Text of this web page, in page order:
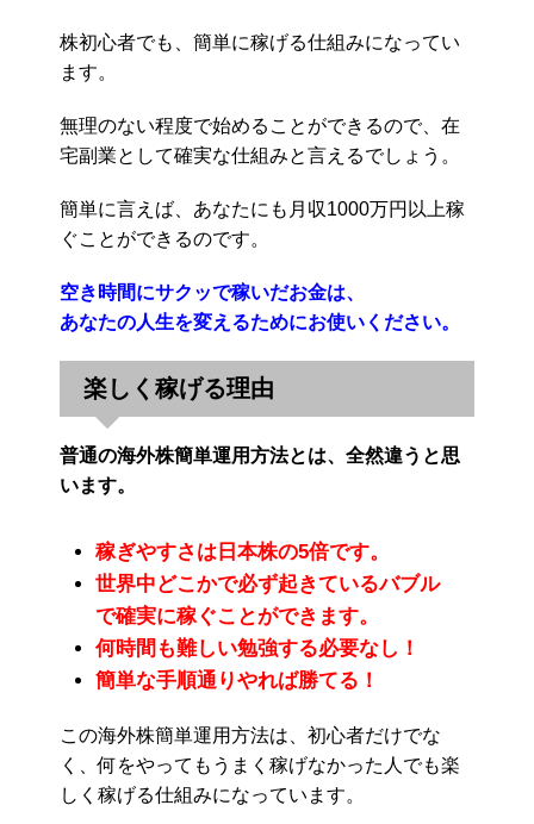
株初心者でも、簡単に稼げる仕組みになってい
ます。
無理のない程度で始めることができるので、在
宅副業として確実な仕組みと言えるでしょう。
簡単に言えば、あなたにも月収1000万円以上稼
ぐことができるのです。
空き時間にサクッで稼いだお金は、
あなたの人生を変えるためにお使いください。
楽しく稼げる理由
普通の海外株簡単運用方法とは、全然違うと思
います。
稼ぎやすさは日本株の5倍です。
世界中どこかで必ず起きているバブル
で確実に稼ぐことができます。
何時間も難しい勉強する必要なし！
簡単な手順通りやれば勝てる！
この海外株簡単運用方法は、初心者だけでな
く、何をやってもうまく稼げなかった人でも楽
しく稼げる仕組みになっています。